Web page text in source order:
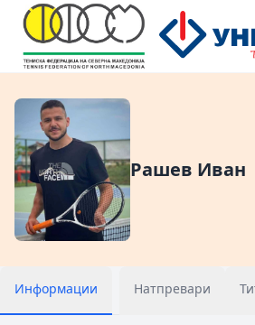
Рашев Иван
Информации Натпревари